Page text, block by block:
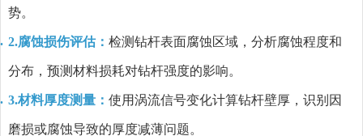
势。
2.腐蚀损伤评估： 检测钻杆表面腐蚀区域，分析腐蚀程度和
分布，预测材料损耗对钻杆强度的影响。
3.材料厚度测量： 使用涡流信号变化计算钻杆壁厚，识别因
磨损或腐蚀导致的厚度减薄问题。